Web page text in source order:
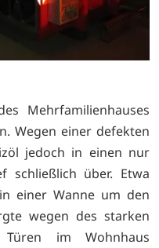
Mehrfamilienhauses
Wegen einer defekten
jedoch in einen nur
schließlich über. Etwa
einer Wanne um den
wegen des starken
im Wohnhaus